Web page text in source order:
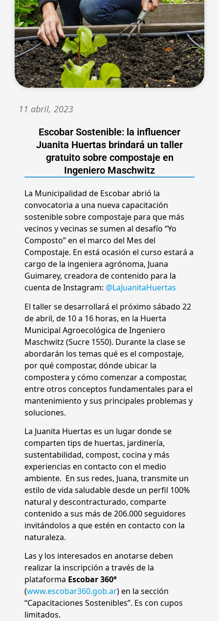
11 abril, 2023
Escobar Sostenible: la influencer
Juanita Huertas brindará un taller
gratuito sobre compostaje en
Ingeniero Maschwitz
La Municipalidad de Escobar abrió la
convocatoria a una nueva capacitación
sostenible sobre compostaje para que más
vecinos y vecinas se sumen al desafío “Yo
Composto” en el marco del Mes del
Compostaje. En está ocasión el curso estará a
cargo de la ingeniera agrónoma, Juana
Guimarey, creadora de contenido para la
cuenta de Instagram: @LaJuanitaHuertas
El taller se desarrollará el próximo sábado 22
de abril, de 10 a 16 horas, en la Huerta
Municipal Agroecológica de Ingeniero
Maschwitz (Sucre 1550). Durante la clase se
abordarán los temas qué es el compostaje,
por qué compostar, dónde ubicar la
compostera y cómo comenzar a compostar,
entre otros conceptos fundamentales para el
mantenimiento y sus principales problemas y
soluciones.
La Juanita Huertas es un lugar donde se
comparten tips de huertas, jardinería,
sustentabilidad, compost, cocina y más
experiencias en contacto con el medio
ambiente. En sus redes, Juana, transmite un
estilo de vida saludable desde un perfil 100%
natural y descontracturado, comparte
contenido a sus más de 206.000 seguidores
invitándolos a que estén en contacto con la
naturaleza.
Las y los interesados en anotarse deben
realizar la inscripción a través de la
plataforma Escobar 360°
(www.escobar360.gob.ar) en la sección
“Capacitaciones Sostenibles”. Es con cupos
limitados.